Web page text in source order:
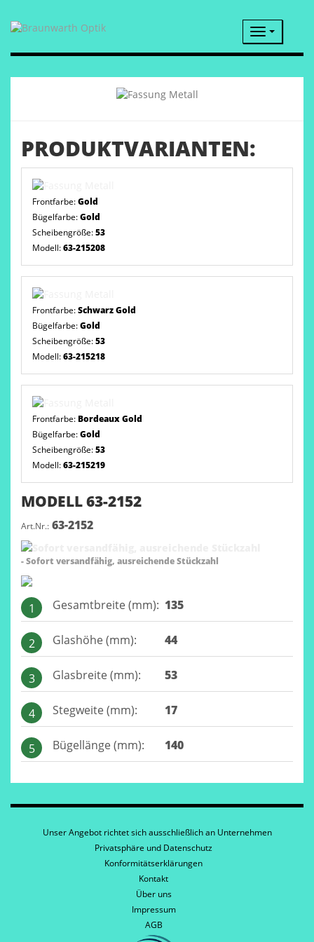
PRODUKTVARIANTEN:
Frontfarbe:Gold
Bügelfarbe:Gold
Scheibengröße:53
Modell:63-215208
Frontfarbe:Schwarz Gold
Bügelfarbe:Gold
Scheibengröße:53
Modell:63-215218
Frontfarbe: Bordeaux Gold
Bügelfarbe:Gold
Scheibengröße:53
Modell:63-215219
MODELL 63-2152
Art.Nr.: 63-2152
- Sofort versandfähig, ausreichende Stückzahl
1 Gesamtbreite (mm): 135
2 Glashöhe (mm): 44
3 Glasbreite (mm): 53
4 Stegweite (mm): 17
5 Bügellänge (mm): 140
Unser Angebot richtet sich ausschließlich an Unternehmen
Privatsphäre und Datenschutz
Konformitätserklärungen
Kontakt
Über uns
Impressum
AGB